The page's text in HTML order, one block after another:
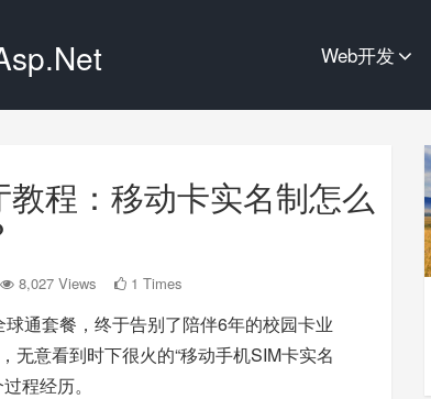
Web开发
程：移动卡实名制怎么
8,027 Views 1 Times
通套餐，终于告别了陪伴6年的校园卡业
无意看到时下很火的“移动手机SIM卡实名
程经历。